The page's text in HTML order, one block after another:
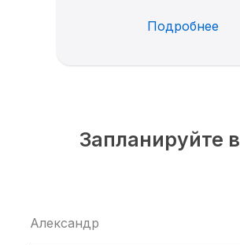
Подробнее
Запланируйте